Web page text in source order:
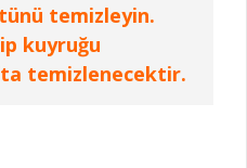
temizleyin.
kuyruğu
temizlenecektir.